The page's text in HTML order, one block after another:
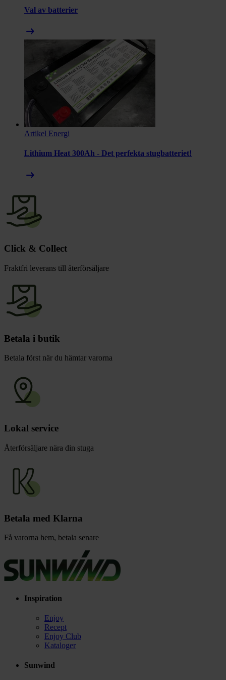
Val av batterier
arrow_right_alt
Artikel Energi
Lithium Heat 300Ah - Det perfekta stugbatteriet!
arrow_right_alt
Click & Collect
Fraktfri leverans till återförsäljare
Betala i butik
Betala först när du hämtar varorna
Lokal service
Återförsäljare nära din stuga
Betala med Klarna
Få varorna hem, betala senare
Inspiration
Enjoy
Recept
Enjoy Club
Kataloger
Sunwind